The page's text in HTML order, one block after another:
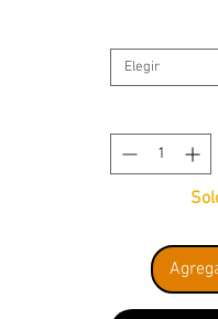
Locomotora TIGER + 3
Elegir